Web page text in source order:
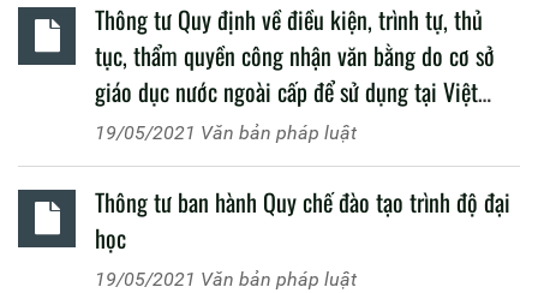
Thông tư Quy định về điều kiện, trình tự, thủ
tục, thẩm quyền công nhận văn bằng do cơ sở
giáo dục nước ngoài cấp để sử dụng tại Việt
Nam
19/05/2021 Văn bản pháp luật
Thông tư ban hành Quy chế đào tạo trình độ đại
học
19/05/2021 Văn bản pháp luật